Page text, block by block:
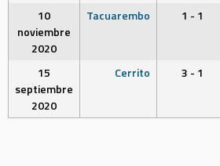
10
noviembre
2020
Tacuarembo 1 - 1
15
septiembre
2020
Cerrito 3 - 1